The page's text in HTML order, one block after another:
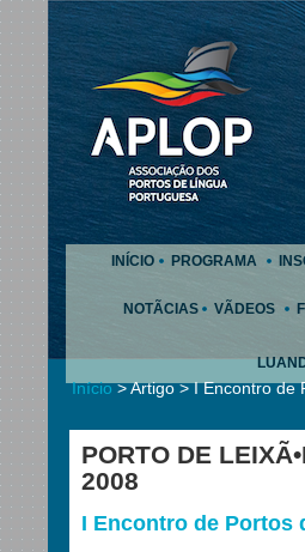
INÍCIO PROGRAMA
NOTÃCIAS VÃDEOS
Início> Artigo > I Encontro de
PORTO DE
2008
I Encontro de Portos